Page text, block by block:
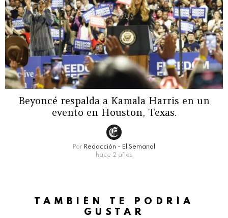
Beyoncé respalda a Kamala Harris en un
evento en Houston, Texas.
Por Redacción - El Semanal
hace 2 años
TAMBIÉN TE PODRÍA
GUSTAR